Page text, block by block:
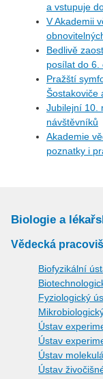
a vstupuje
V Akademii
Bedlivě
posílat do 6.
Pražští
Šostakoviče
Jubilejní 10.
návštěvníků
Akademie
poznatky i
Biologie a
Vědecká
Biofyzikální
Fyziologický
Ústav
Ústav
Ústav
Ústav